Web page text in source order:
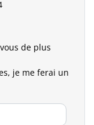
de plus
je me ferai un